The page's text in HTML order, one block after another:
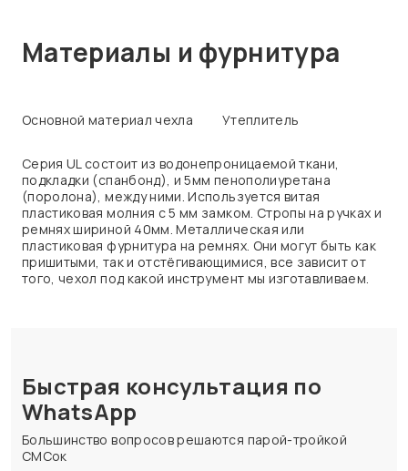
Материалы и фурнитура
Основной материал чехла Утеплитель
Серия UL состоит из водонепроницаемой ткани,
подкладки (спанбонд), и 5мм пенополиуретана
(поролона), между ними. Используется витая
пластиковая молния с 5 мм замком. Стропы на ручках и
ремнях шириной 40мм. Металлическая или
пластиковая фурнитура на ремнях. Они могут быть как
пришитыми, так и отстёгивающимися, все зависит от
того, чехол под какой инструмент мы изготавливаем.
Быстрая консультация по
WhatsApp
Большинство вопросов решаются парой-тройкой
СМСок